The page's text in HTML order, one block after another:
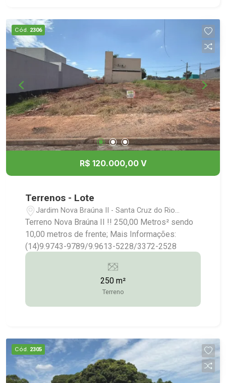
Cód. 2306
R$ 120.000,00 V
Terrenos - Lote
Jardim Nova Braúna II - Santa Cruz do Rio
Pardo/SP
Terreno Nova Braúna II !! 250,00 Metros² sendo
10,00 metros de frente; Mais Informações:
(14)9.9743-9789/9.9613-5228/3372-2528
250 m²
Terreno
Cód. 2305